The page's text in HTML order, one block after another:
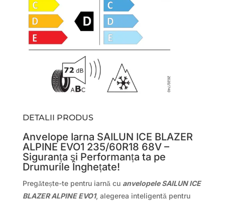
DETALII PRODUS
Anvelope Iarna SAILUN ICE BLAZER
ALPINE EVO1 235/60R18 68V –
Siguranța și Performanța ta pe
Drumurile Înghețate!
Pregătește-te pentru iarnă cu anvelopele SAILUN ICE
BLAZER ALPINE EVO1, alegerea inteligentă pentru